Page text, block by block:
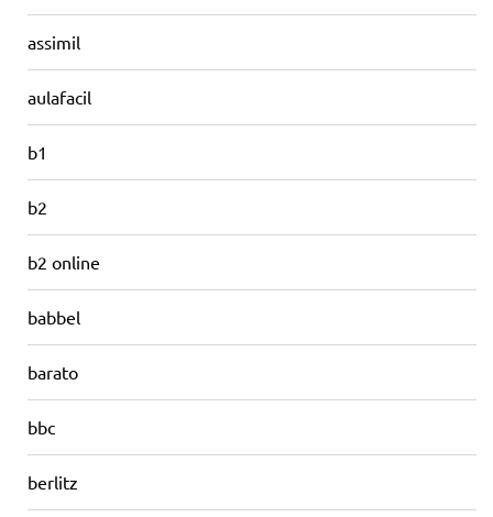
assimil
aulafacil
b1
b2
b2 online
babbel
barato
bbc
berlitz